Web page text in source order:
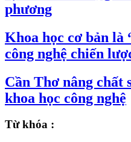
phương
Khoa học cơ bản là
công nghệ chiến
Cần Thơ nâng chất
khoa học công nghệ
Từ khóa :